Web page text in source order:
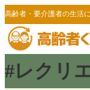
#レクリ
高齢者・要介護者の生活